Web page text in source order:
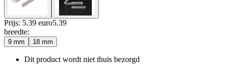
Prijs: 5.39 euro5.39
breedte:
9 mm 18 mm
Dit product wordt niet thuis bezorgd